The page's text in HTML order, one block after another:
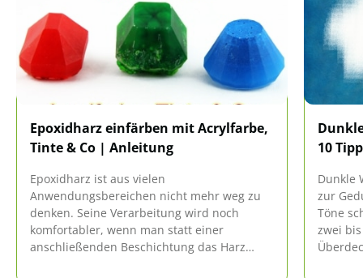
Epoxidharz einfärben mit Acrylfarbe,
Tinte & Co | Anleitung
Epoxidharz ist aus vielen
Anwendungsbereichen nicht mehr weg zu
denken. Seine Verarbeitung wird noch
komfortabler, wenn man statt einer
anschließenden Beschichtung das Harz
10
Dunkle
zur
Töne
zwei